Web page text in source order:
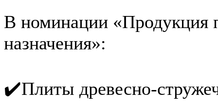
В номинации «Продукция
назначения»:
✔️Плиты древесно-